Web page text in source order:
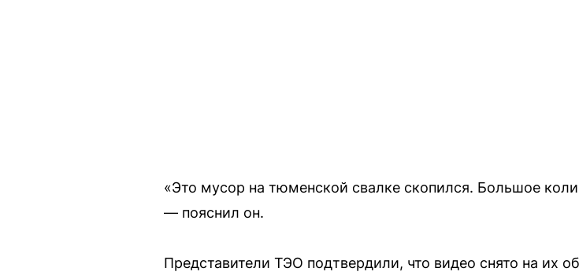
«Это мусор на тюменской свалке скопился. Большое
— пояснил он.
Представители ТЭО подтвердили, что видео снято на их